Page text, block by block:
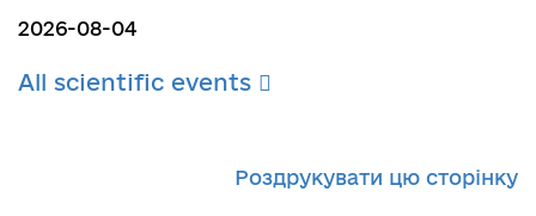
2026-08-04
All scientific events
Роздрукувати цю сторінку